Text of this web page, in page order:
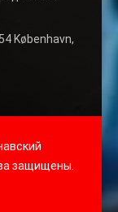
København,
защищены.